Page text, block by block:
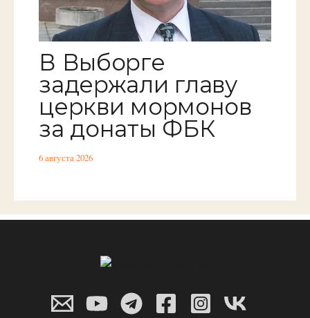
В Выборге
задержали главу
церкви мормонов
за донаты ФБК
6 августа 2026